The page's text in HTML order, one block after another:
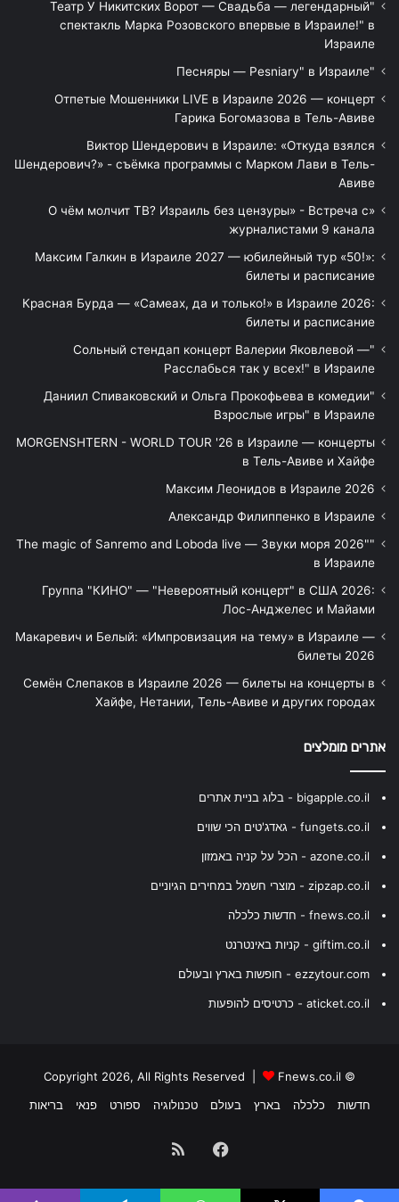
"Театр У Никитских Ворот — Свадьба — легендарный
спектакль Марка Розовского впервые в Израиле!" в
Израиле
"Песняры — Pesniary" в Израиле
Отпетые Мошенники LIVE в Израиле 2026 — концерт
Гарика Богомазова в Тель-Авиве
Виктор Шендерович в Израиле: «Откуда взялся
Шендерович?» - съёмка программы с Марком Лави в Тель-
Авиве
«О чём молчит ТВ? Израиль без цензуры» - Встреча с
журналистами 9 канала
Максим Галкин в Израиле 2027 — юбилейный тур «50!»:
билеты и расписание
Красная Бурда — «Самеах, да и только!» в Израиле 2026:
билеты и расписание
"Сольный стендап концерт Валерии Яковлевой —
Расслабься так у всех!" в Израиле
"Даниил Спиваковский и Ольга Прокофьева в комедии
Взрослые игры" в Израиле
MORGENSHTERN - WORLD TOUR '26 в Израиле — концерты
в Тель-Авиве и Хайфе
Максим Леонидов в Израиле 2026
Александр Филиппенко в Израиле
"The magic of Sanremo and Loboda live — Звуки моря 2026"
в Израиле
Группа "КИНО" — "Невероятный концерт" в США 2026:
Лос-Анджелес и Майами
Макаревич и Белый: «Импровизация на тему» в Израиле —
билеты 2026
Семён Слепаков в Израиле 2026 — билеты на концерты в
Хайфе, Нетании, Тель-Авиве и других городах
אתרים מומלצים
bigapple.co.il - בלוג בניית אתרים
fungets.co.il - גאדג'טים הכי שווים
azone.co.il - הכל על קניה באמזון
zipzap.co.il - מוצרי חשמל במחירים הגיוניים
fnews.co.il - חדשות כלכלה
giftim.co.il - קניות באינטרנט
ezzytour.com - חופשות בארץ ובעולם
aticket.co.il - כרטיסים להופעות
© Copyright 2026, All Rights Reserved |
Fnews.co.il
חדשות
כלכלה בארץ בעולם טכנולוגיה ספורט פנאי בריאות
Facebook